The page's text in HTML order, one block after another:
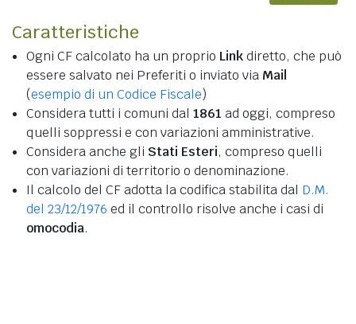
Caratteristiche
Ogni CF calcolato ha un proprio Linkdiretto, che può
essere salvato nei Preferiti o inviato via Mail
(esempio di un Codice Fiscale)
Considera tutti i comuni dal 1861 ad oggi, compreso
quelli soppressi e con variazioni amministrative.
Considera anche gli Stati Esteri, compreso quelli
con variazioni di territorio o denominazione.
Il calcolo del CF adotta la codifica stabilita dal D.M.
del 23/12/1976 ed il controllo risolve anche i casi di
omocodia.